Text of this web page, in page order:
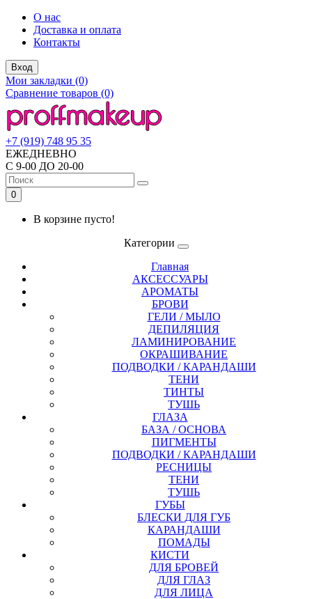
О нас
Доставка и оплата
Контакты
Вход
Мои закладки (0)
Сравнение товаров (0)
+7 (919) 748 95 35
ЕЖЕДНЕВНО
С 9-00 ДО 20-00
0
В корзине пусто!
Категории
Главная
АКСЕССУАРЫ
АРОМАТЫ
БРОВИ
ГЕЛИ / МЫЛО
ДЕПИЛЯЦИЯ
ЛАМИНИРОВАНИЕ
ОКРАШИВАНИЕ
ПОДВОДКИ / КАРАНДАШИ
ТЕНИ
ТИНТЫ
ТУШЬ
ГЛАЗА
БАЗА / ОСНОВА
ПИГМЕНТЫ
ПОДВОДКИ / КАРАНДАШИ
РЕСНИЦЫ
ТЕНИ
ТУШЬ
ГУБЫ
БЛЕСКИ ДЛЯ ГУБ
КАРАНДАШИ
ПОМАДЫ
КИСТИ
ДЛЯ БРОВЕЙ
ДЛЯ ГЛАЗ
ДЛЯ ЛИЦА